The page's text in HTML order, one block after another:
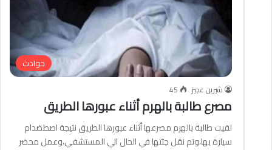
حوادث
شيرين عجيز 45
مصرع طالبة بالهرم أثناء عبورها الطريق
لقيت طالبة بالهرم مصرعها أثناء عبورها الطريق نتيجة اصطضدام
سيارة بها،وتم نقل جثتها في الحال الي المستشفي،وعمل محضر